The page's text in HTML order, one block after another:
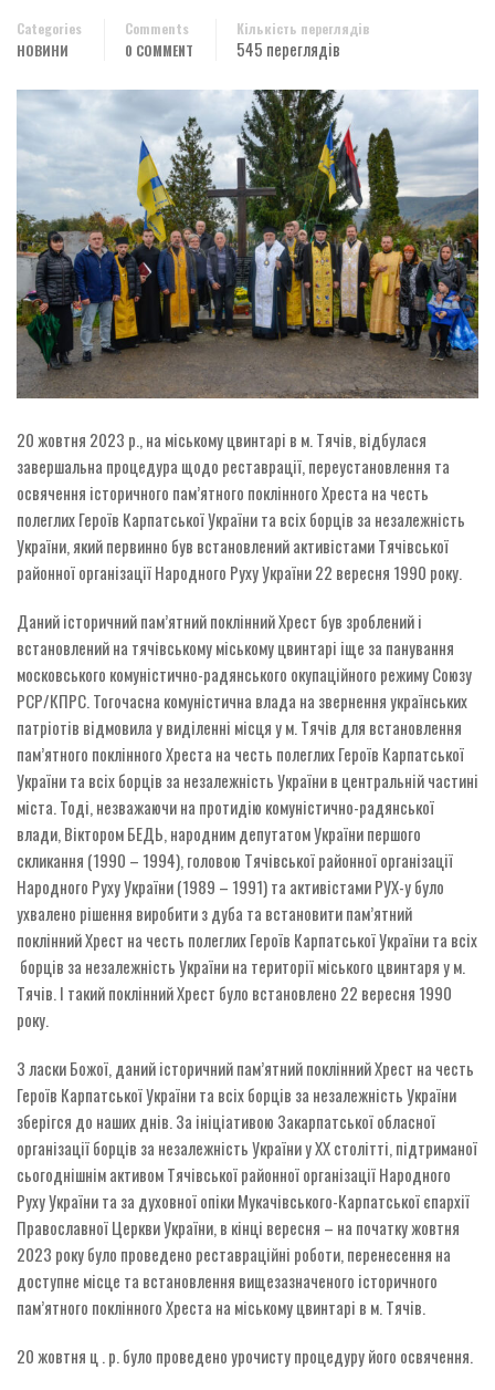
Categories
НОВИНИ
Comments
0 COMMENT
Кількість переглядів
545 переглядів
20 жовтня 2023 р., на міському цвинтарі в м. Тячів, відбулася
завершальна процедура щодо реставрації, переустановлення та
освячення історичного пам’ятного поклінного Хреста на честь
полеглих Героїв Карпатської України та всіх борців за незалежність
України, який первинно був встановлений активістами Тячівської
районної організації Народного Руху України 22 вересня 1990 року.
Даний історичний пам’ятний поклінний Хрест був зроблений і
встановлений на тячівському міському цвинтарі іще за панування
московського комуністично-радянського окупаційного режиму Союзу
РСР/КПРС. Тогочасна комуністична влада на звернення українських
патріотів відмовила у виділенні місця у м. Тячів для встановлення
пам’ятного поклінного Хреста на честь полеглих Героїв Карпатської
України та всіх борців за незалежність України в центральній частині
міста. Тоді, незважаючи на протидію комуністично-радянської
влади, Віктором БЕДЬ, народним депутатом України першого
скликання (1990 – 1994), головою Тячівської районної організації
Народного Руху України (1989 – 1991) та активістами РУХ-у було
ухвалено рішення виробити з дуба та встановити пам’ятний
поклінний Хрест на честь полеглих Героїв Карпатської України та всіх
борців за незалежність України на території міського цвинтаря у м.
Тячів. І такий поклінний Хрест було встановлено 22 вересня 1990
року.
З ласки Божої, даний історичний пам’ятний поклінний Хрест на честь
Героїв Карпатської України та всіх борців за незалежність України
зберігся до наших днів. За ініціативою Закарпатської обласної
організації борців за незалежність України у ХХ столітті, підтриманої
сьогоднішнім активом Тячівської районної організації Народного
Руху України та за духовної опіки Мукачівського-Карпатської єпархії
Православної Церкви України, в кінці вересня – на початку жовтня
2023 року було проведено реставраційні роботи, перенесення на
доступне місце та встановлення вищезазначеного історичного
пам’ятного поклінного Хреста на міському цвинтарі в м. Тячів.
20 жовтня ц . р. було проведено урочисту процедуру його освячення.